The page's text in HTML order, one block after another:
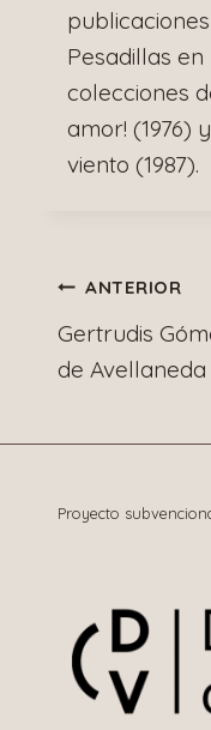
Pesadillas en
colecciones
amor! (1976)
viento (1987).
de
ANTERIOR
Gertrudis
de Avellaneda
Proyecto